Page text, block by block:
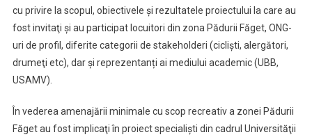
cu privire la scopul, obiectivele şi rezultatele proiectului la care au
fost invitaţi şi au participat locuitori din zona Pădurii Făget, ONG-
uri de profil, diferite categorii de stakeholderi (ciclişti, alergători,
drumeţi etc), dar și reprezentanți ai mediului academic (UBB,
USAMV).
În vederea amenajării minimale cu scop recreativ a zonei Pădurii
Făget au fost implicaţi în proiect specialişti din cadrul Universităţii